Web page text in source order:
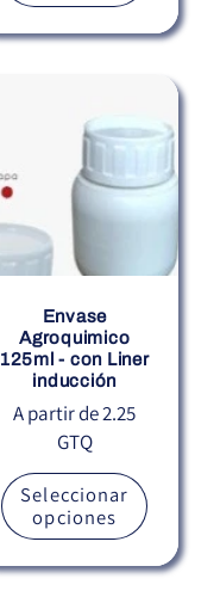
Envase
Agroquimico
125ml - con Liner
inducción
Precio
habitual
A partir de 2.25
GTQ
Seleccionar
opciones